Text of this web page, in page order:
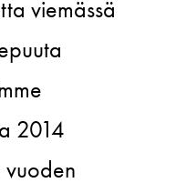
viemässä
2014
vuoden